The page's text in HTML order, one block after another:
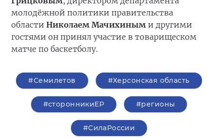
молодёжной политики правительства
области Николаем Мачихиным и другими
гостями он принял участие в товарищеском
матче по баскетболу.
#Семилетов #Херсонская область
#сторонникиЕР #регионы
#СилаРоссии